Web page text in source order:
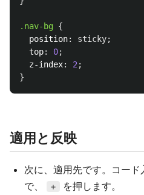
.nav-bg {
position: sticky;
top: 0;
z-index: 2 ;
}
適用と反映
次に、適用先です。コー
で、
＋ を押します。